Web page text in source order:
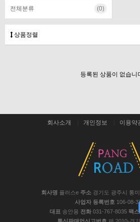
전체분류 (0)
상품정렬
등록된 상품이 없습니
회사소개 개인정보 이용약
회사명 플러스e 주소 경기도 광주시 통
사업자 등록번호 106-08-
대표 송안용 전화 031-767-8035 팩스